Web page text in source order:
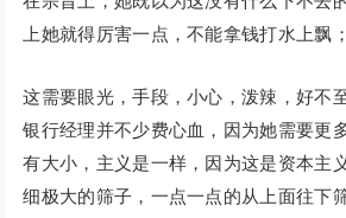
上她就得厉害一点，不能拿钱打水上飘
这需要眼光，手段，小心，泼辣，好不
银行经理并不少费心血，因为她需要更
有大小，主义是一样，因为这是资本主
细极大的筛子，一点一点的从上面往下